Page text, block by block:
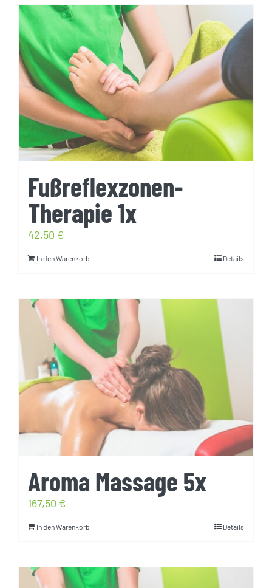
Fußreflexzonen-
Therapie 1x
42,50 €
In den Warenkorb Details
Aroma Massage 5x
167,50 €
In den Warenkorb Details